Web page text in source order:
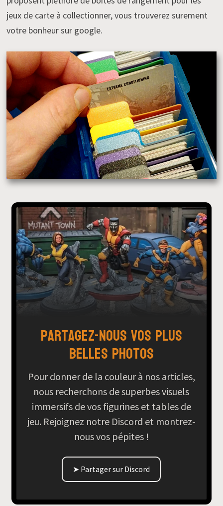
jeux de carte à collectionner, vous trouverez surement
votre bonheur sur google.
Partagez-nous vos plus
belles photos
Pour donner de la couleur à nos articles,
nous recherchons de superbes visuels
immersifs de vos figurines et tables de
jeu. Rejoignez notre Discord et montrez-
nous vos pépites !
➤ Partager sur Discord